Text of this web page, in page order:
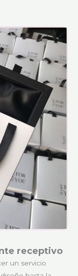
receptivo
un servicio